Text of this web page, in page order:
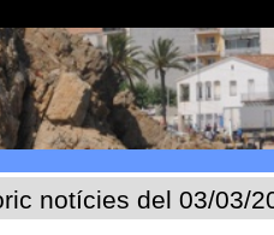
notícies del 03/03/